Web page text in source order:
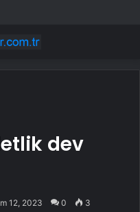
dev
12, 2023 0 3